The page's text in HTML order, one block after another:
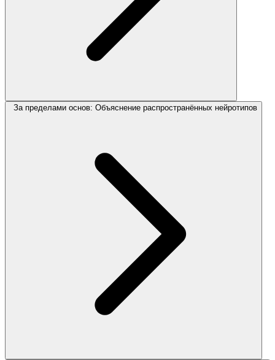
За пределами основ: Объяснение распространённых нейротипов